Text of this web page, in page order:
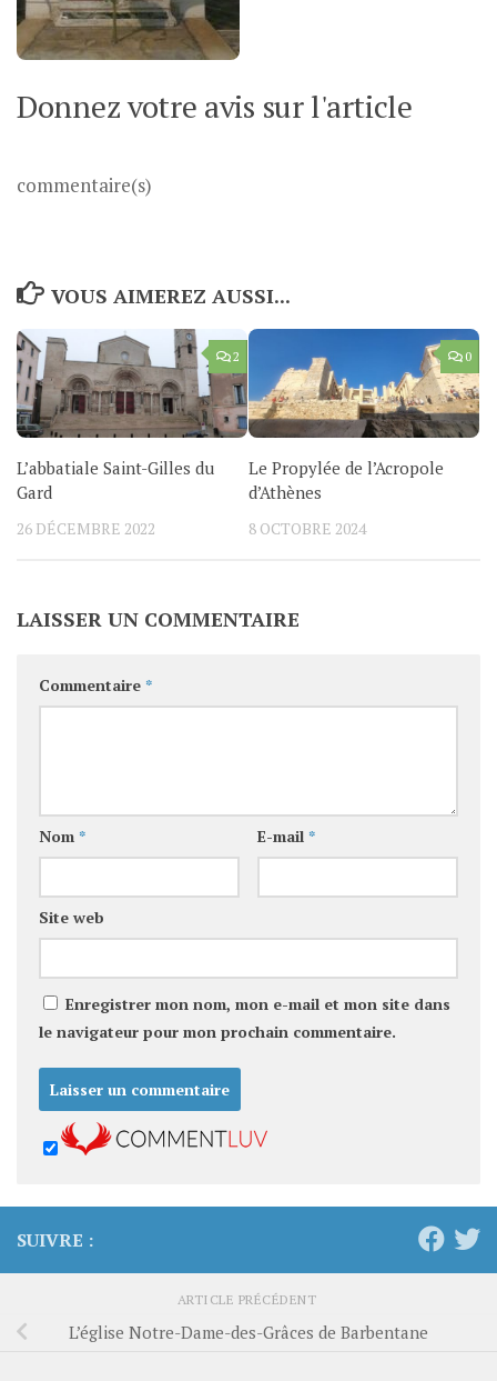
Donnez votre avis sur l'article
commentaire(s)
VOUS AIMEREZ AUSSI...
2
L’abbatiale Saint-Gilles du
Gard
26 DÉCEMBRE 2022
0
Le Propylée de l’Acropole
d’Athènes
8 OCTOBRE 2024
LAISSER UN COMMENTAIRE
Commentaire *
Nom * E-mail *
Site web
Enregistrer mon nom, mon e-mail et mon site dans
le navigateur pour mon prochain commentaire.
SUIVRE :
ARTICLE PRÉCÉDENT
L’église Notre-Dame-des-Grâces de Barbentane